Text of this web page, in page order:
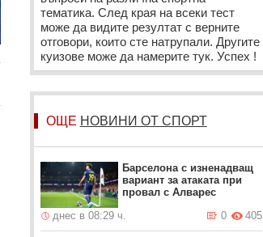
тематика. След края на всеки тест
може да видите резултат с верните
отговори, които сте натрупали. Другите
куизове може да намерите тук. Успех !
ОЩЕ НОВИНИ ОТ СПОРТ
Барселона с изненадващ
вариант за атаката при
провал с Алварес
днес в 08:29 ч.
405
0